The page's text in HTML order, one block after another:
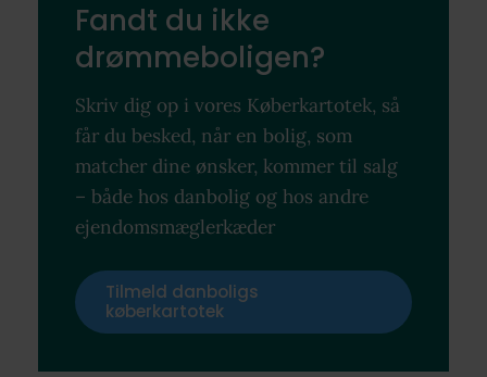
Fandt du ikke
drømmeboligen?
Skriv dig op i vores Køberkartotek, så
får du besked, når en bolig, som
matcher dine ønsker, kommer til salg
– både hos danbolig og hos andre
ejendomsmæglerkæder
Tilmeld danboligs
køberkartotek